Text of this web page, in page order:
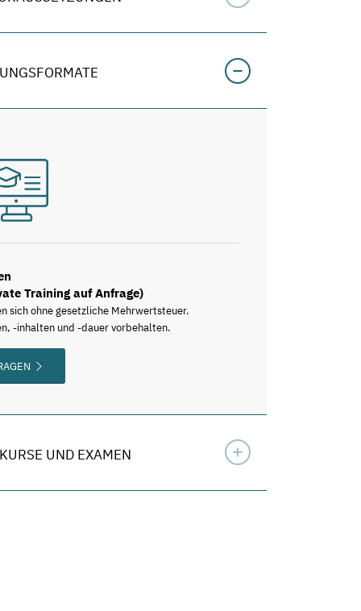
Training auf Anfrage)
sich ohne gesetzliche Mehrwertsteuer.
-inhalten und -dauer vorbehalten.
UND EXAMEN